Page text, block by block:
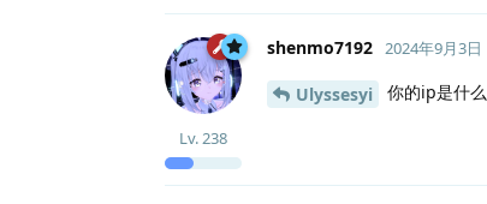
shenmo7192
Lv.238
2024年9月3日
Ulyssesyi 你的ip是什么